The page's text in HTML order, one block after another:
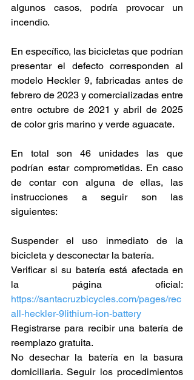
algunos casos, podría provocar un
incendio.
En específico, las bicicletas que podrían
presentar el defecto corresponden al
modelo Heckler 9, fabricadas antes de
febrero de 2023 y comercializadas entre
entre octubre de 2021 y abril de 2025
de color gris marino y verde aguacate.
En total son 46 unidades las que
podrían estar comprometidas. En caso
de contar con alguna de ellas, las
instrucciones a seguir son las
siguientes:
Suspender el uso inmediato de la
bicicleta y desconectar la batería.
Verificar si su batería está afectada en
https://santacruzbicycles.com/pages/rec
all-heckler-9lithium-ion-battery
Registrarse para recibir una batería de
reemplazo gratuita.
No desechar la batería en la basura
domiciliaria. Seguir los procedimientos